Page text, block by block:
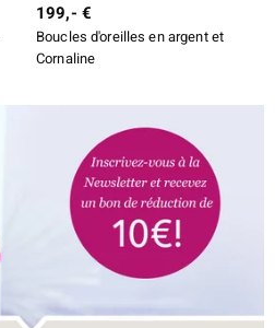
199,- €
Boucles d'oreilles en argent et
Cornaline